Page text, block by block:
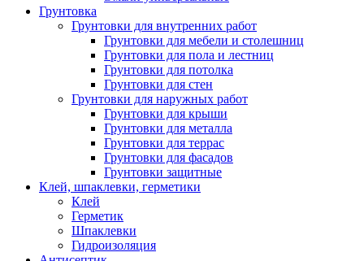
Грунтовка
Грунтовки для внутренних работ
Грунтовки для мебели и столешниц
Грунтовки для пола и лестниц
Грунтовки для потолка
Грунтовки для стен
Грунтовки для наружных работ
Грунтовки для крыши
Грунтовки для металла
Грунтовки для террас
Грунтовки для фасадов
Грунтовки защитные
Клей, шпаклевки, герметики
Клей
Герметик
Шпаклевки
Гидроизоляция